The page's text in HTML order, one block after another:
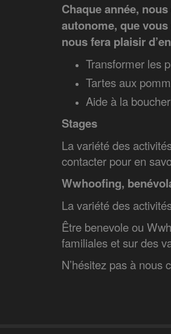
Chaque année,
autonome, que
nous fera plaisir
Transformer les
Tartes aux
Aide à la
Stages
La variété des
contacter pour en
Wwhoofing,
La variété des
Être benevole ou
familiales et sur des
N’hésitez pas à nous